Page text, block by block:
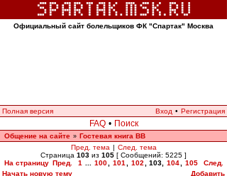
Официальный сайт болельщиков ФК "Спартак" Москва
Полная версия Вход • Регистрация
FAQ • Поиск
Общение на сайте » Гостевая книга ВВ
Пред. тема | След. тема
Страница 103 из 105 [ Сообщений: 5225 ]
На страницу Пред. 1 100 101 102 103, 104 105
След.
Начать новую тему
Добавить